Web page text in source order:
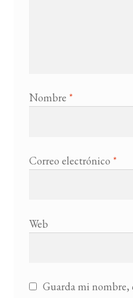
Nombre *
Correo electrónico *
Web
Guarda mi nombre,